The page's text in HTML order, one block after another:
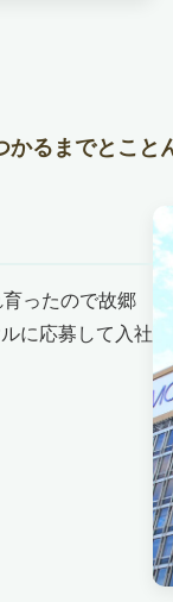
るまでとこと
ったので故郷
に応募して入社